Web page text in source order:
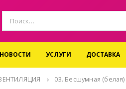
НОВОСТИ УСЛУГИ ДОСТАВКА
03. Бесшумная (белая)